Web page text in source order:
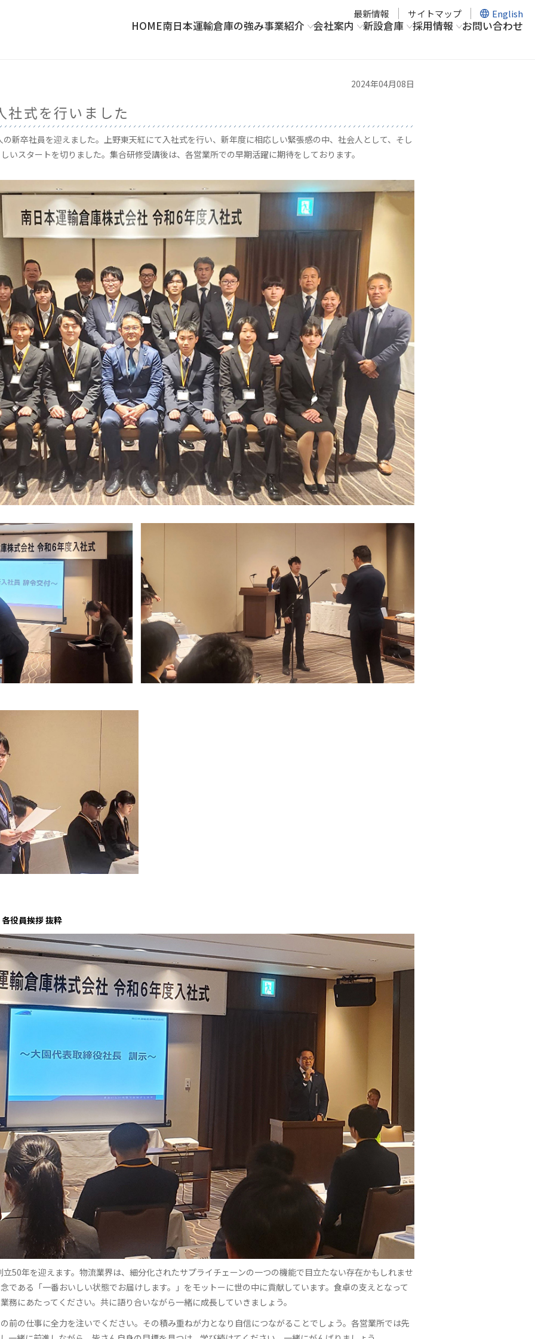
最新情報 サイトマップ English
HOME南日本運輸倉庫の強み事業紹介 会社案内 新設倉庫 採用情報 お問い合わせ
2024年04月08日
社式を行いました
新卒社員を迎えました。上野東天紅にて入社式を行い、新年度に相応しい緊張感の中、社会人として、そし
いスタートを切りました。集合研修受講後は、各営業所での早期活躍に期待をしております。
役員挨拶 抜粋
50年を迎えます。物流業界は、細分化されたサプライチェーンの一つの機能で目立たない存在かもしれませ
である「一番おいしい状態でお届けします。」をモットーに世の中に貢献しています。食卓の支えとなって
務にあたってください。共に語り合いながら一緒に成長していきましょう。
前の仕事に全力を注いでください。その積み重ねが力となり自信につながることでしょう。各営業所では先